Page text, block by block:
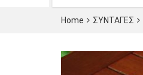
Home ΣΥΝΤΑΓΕΣ